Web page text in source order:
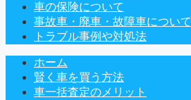
車の保険について
事故車・廃車・故障車について
トラブル事例や対処法
ホーム
賢く車を買う方法
車一括査定のメリット